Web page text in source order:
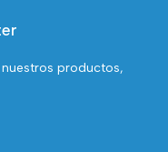
productos,